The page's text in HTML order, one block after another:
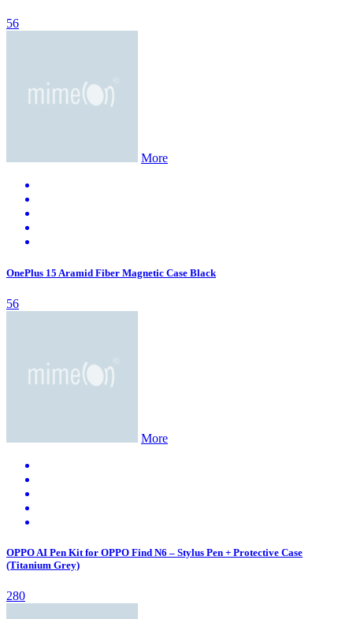
56
More
OnePlus 15 Aramid Fiber Magnetic Case Black
56
More
OPPO AI Pen Kit for OPPO Find N6 – Stylus Pen + Protective Case
(Titanium Grey)
280